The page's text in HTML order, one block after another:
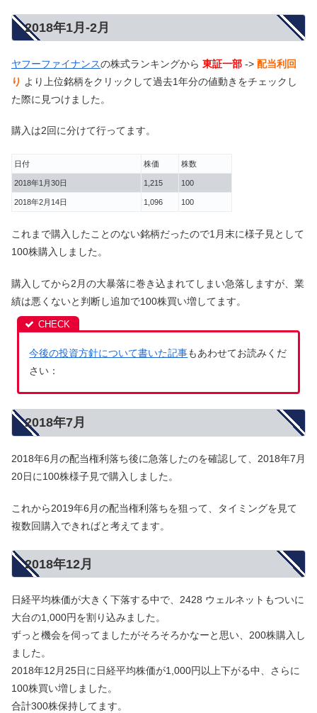
2018年1月-2月
ヤフーファイナンスの株式ランキングから 東証一部 -> 配当利回
り より上位銘柄をクリックして過去1年分の値動きをチェックし
た際に見つけました。
購入は2回に分けて行ってます。
日付 株価 株数
2018年1月30日 1,215 100
2018年2月14日 1,096 100
これまで購入したことのない銘柄だったので1月末に様子見として
100株購入しました。
購入してから2月の大暴落に巻き込まれてしまい急落しますが、業
績は悪くないと判断し追加で100株買い増してます。
今後の投資方針について書いた記事もあわせてお読みくだ
さい：
2018年7月
2018年6月の配当権利落ち後に急落したのを確認して、2018年7月
20日に100株様子見で購入しました。
これから2019年6月の配当権利落ちを狙って、タイミングを見て
複数回購入できればと考えてます。
2018年12月
日経平均株価が大きく下落する中で、2428 ウェルネットもついに
大台の1,000円を割り込みました。
ずっと機会を伺ってましたがそろそろかなーと思い、200株購入し
ました。
2018年12月25日に日経平均株価が1,000円以上下がる中、さらに
100株買い増しました。
合計300株保持してます。